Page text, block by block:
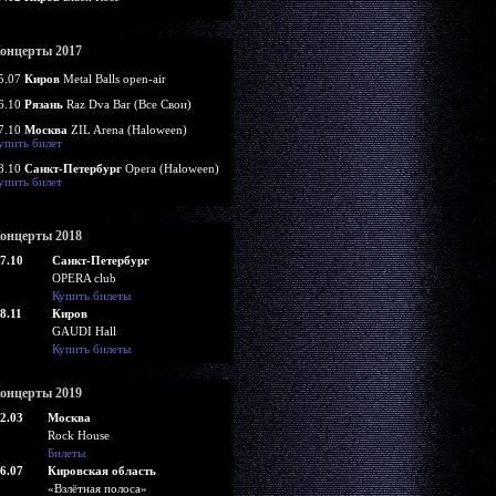
2017
Киров Metal Balls open-air
Рязань Raz Dva Bar (Все Свои)
Москва ZIL Arena (Haloween)
билет
Санкт-Петербург Opera (Haloween)
билет
2018
Санкт-Петербург
OPERA club
Купить билеты
Киров
GAUDI Hall
Купить билеты
2019
Москва
Rock House
Билеты
Кировская область
«Взлётная полоса»